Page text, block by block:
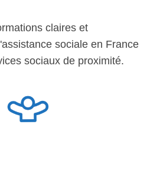
claires et
sociale en France
sociaux de proximité.